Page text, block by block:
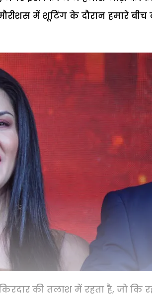
में शूटिंग के दौरान हमारे
की तलाश में रहता है, जो कि